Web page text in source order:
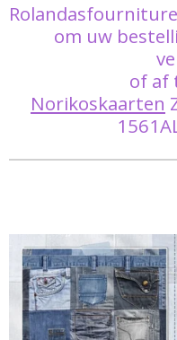
om uw
of af
Norikoskaarten